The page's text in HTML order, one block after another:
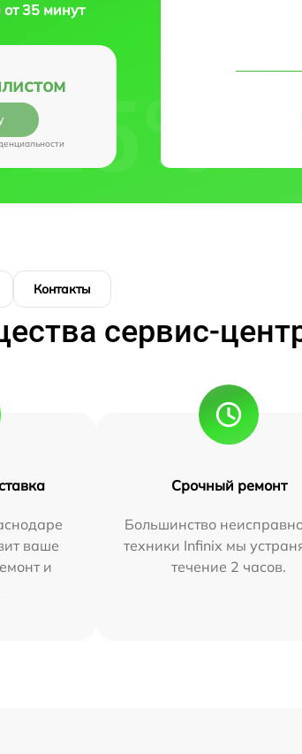
35 минут
Контакты
сервис-
ваше
и
Срочный ремонт
Большинство
техники Infinix мы
течение 2 часов.